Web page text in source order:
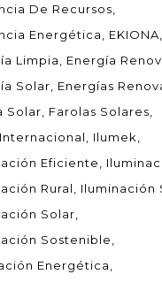
De Recursos
Energética
EKIONA
Limpia
Energía
Solar
Energías
Solar
Farolas Solares
Ilumek
Eficiente
Rural
Iluminación
Solar
Sostenible
Energética